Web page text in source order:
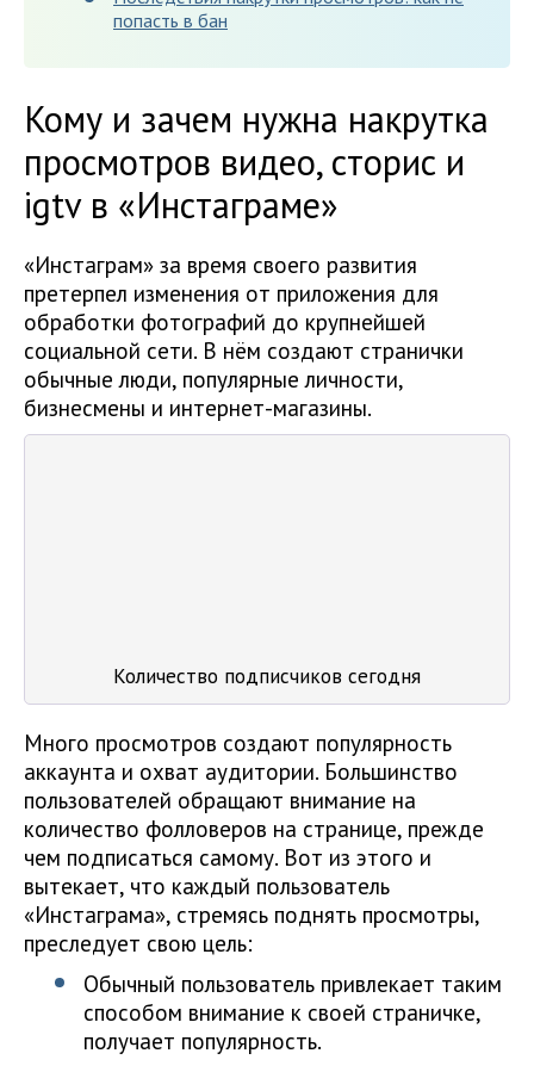
попасть в бан
Кому и зачем нужна накрутка
просмотров видео, сторис и
igtv в «Инстаграме»
«Инстаграм» за время своего развития
претерпел изменения от приложения для
обработки фотографий до крупнейшей
социальной сети. В нём создают странички
обычные люди, популярные личности,
бизнесмены и интернет-магазины.
Количество подписчиков сегодня
Много просмотров создают популярность
аккаунта и охват аудитории. Большинство
пользователей обращают внимание на
количество фолловеров на странице, прежде
чем подписаться самому. Вот из этого и
вытекает, что каждый пользователь
«Инстаграма», стремясь поднять просмотры,
преследует свою цель:
Обычный пользователь привлекает таким
способом внимание к своей страничке,
получает популярность.